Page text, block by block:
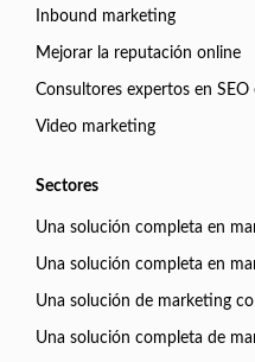
Inbound marketing
Mejorar la reputación online
Consultores expertos en SEO
Video marketing
Sectores
Una solución completa en
Una solución completa en
Una solución de marketing
Una solución completa de